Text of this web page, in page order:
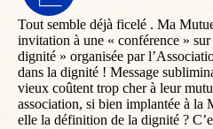
Tout semble déjà ficelé . Ma
invitation à une « conférence »
dignité » organisée par
dans la dignité ! Message
vieux coûtent trop cher à leur
association, si bien implantée à la
elle la définition de la dignité ?